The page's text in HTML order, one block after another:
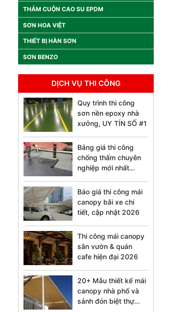
THẢM CUỘN CAO SU EPDM
SƠN HOA VIỆT
THIẾT BỊ HÀN SƠN
SƠN BENZO
DỊCH VỤ THI CÔNG
Quy trình thi công
sơn nền epoxy nhà
xưởng, UY TÍN SỐ #1
Bảng giá thi công
chống thấm chuyên
nghiệp mới nhất
Báo giá thi công mái
canopy bãi xe chi
tiết, cập nhật 2026
Thi công mái canopy
sân vườn & quán
cafe hiện đại 2026
20+ Mẫu thiết kế mái
canopy nhà phố và
sảnh đón biệt thự